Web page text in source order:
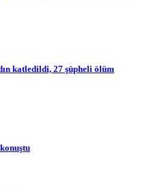
katledildi, 27 şüpheli ölüm